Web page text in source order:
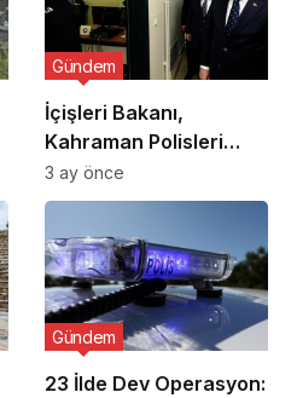
İçişleri Bakanı,
Kahraman Polisleri
Ziyaret Etti
Gündem
3 ay önce
23 İlde Dev Operasyon:
Gündem